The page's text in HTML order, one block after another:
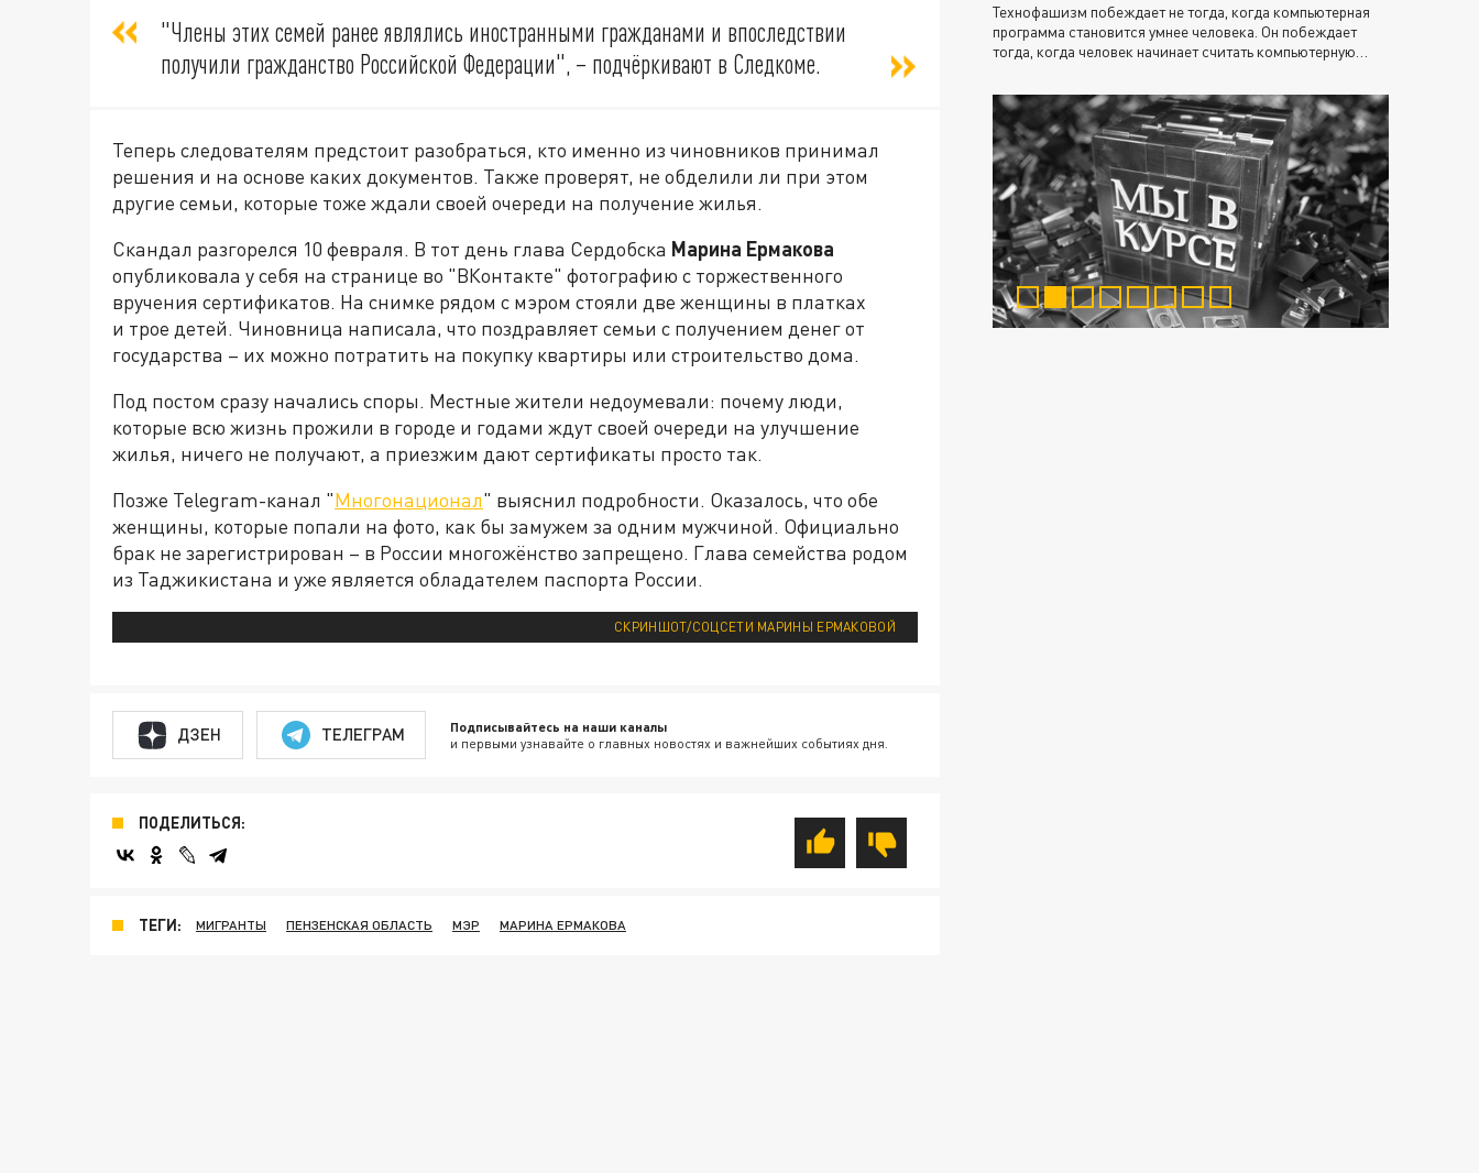
"Члены этих семей ранее являлись иностранными гражданами и впоследствии
получили гражданство Российской Федерации", – подчёркивают в Следкоме.
Теперь следователям предстоит разобраться, кто именно из чиновников принимал
решения и на основе каких документов. Также проверят, не обделили ли при этом
другие семьи, которые тоже ждали своей очереди на получение жилья.
Скандал разгорелся 10 февраля. В тот день глава Сердобска Марина Ермакова
опубликовала у себя на странице во "ВКонтакте" фотографию с торжественного
вручения сертификатов. На снимке рядом с мэром стояли две женщины в платках
и трое детей. Чиновница написала, что поздравляет семьи с получением денег от
государства – их можно потратить на покупку квартиры или строительство дома.
Под постом сразу начались споры. Местные жители недоумевали: почему люди,
которые всю жизнь прожили в городе и годами ждут своей очереди на улучшение
жилья, ничего не получают, а приезжим дают сертификаты просто так.
Позже Telegram-канал "Многонационал" выяснил подробности. Оказалось, что обе
женщины, которые попали на фото, как бы замужем за одним мужчиной. Официально
брак не зарегистрирован – в России многожёнство запрещено. Глава семейства родом
из Таджикистана и уже является обладателем паспорта России.
СКРИНШОТ/СОЦСЕТИ МАРИНЫ ЕРМАКОВОЙ
ДЗЕН ТЕЛЕГРАМ Подписывайтесь на наши каналы
и первыми узнавайте о главных новостях и важнейших событиях дня.
ПОДЕЛИТЬСЯ:
ТЕГИ: МИГРАНТЫ ПЕНЗЕНСКАЯ ОБЛАСТЬ МЭР МАРИНА ЕРМАКОВА
Технофашизм побеждает не тогда, когда компьютерная
программа становится умнее человека. Он побеждает
тогда, когда человек начинает считать компьютерную